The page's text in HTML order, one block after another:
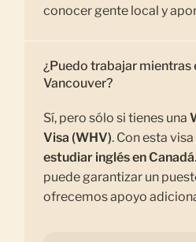
conocer gente local y
¿Puedo trabajar mientras
Vancouver?
Sí, pero sólo si tienes una
Visa (WHV). Con esta
estudiar inglés en Canadá
puede garantizar un
ofrecemos apoyo